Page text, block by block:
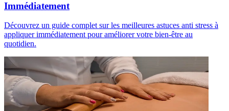
Immédiatement
Découvrez un guide complet sur les meilleures astuces anti stress à
appliquer immédiatement pour améliorer votre bien-être au
quotidien.